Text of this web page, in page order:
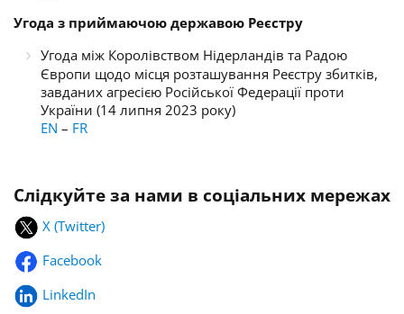
Угода з приймаючою державою Реєстру
Угода між Королівством Нідерландів та Радою
Європи щодо місця розташування Реєстру збитків,
завданих агресією Російської Федерації проти
України (14 липня 2023 року)
EN – FR
Слідкуйте за нами в соціальних мережах
X (Twitter)
Facebook
LinkedIn